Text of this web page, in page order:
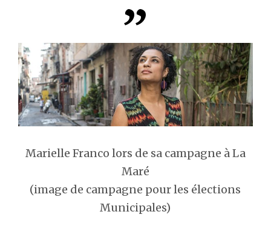
Marielle Franco lors de sa campagne à La
Maré
(image de campagne pour les élections
Municipales)